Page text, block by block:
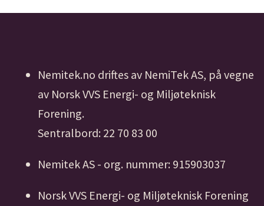
Nemitek.no driftes av NemiTek AS, på vegne
av Norsk VVS Energi- og Miljøteknisk
Forening.
Sentralbord: 22 70 83 00
Nemitek AS - org. nummer: 915903037
Norsk VVS Energi- og Miljøteknisk Forening